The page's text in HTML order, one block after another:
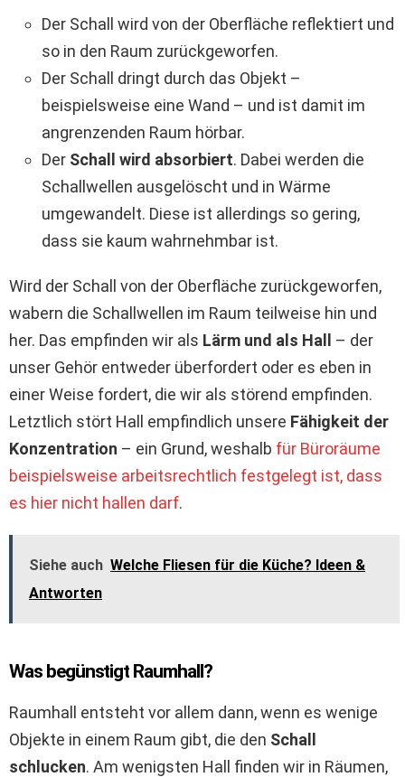
Der Schall wird von der Oberfläche reflektiert und
so in den Raum zurückgeworfen.
Der Schall dringt durch das Objekt –
beispielsweise eine Wand – und ist damit im
angrenzenden Raum hörbar.
Der Schall wird absorbiert. Dabei werden die
Schallwellen ausgelöscht und in Wärme
umgewandelt. Diese ist allerdings so gering,
dass sie kaum wahrnehmbar ist.
Wird der Schall von der Oberfläche zurückgeworfen,
wabern die Schallwellen im Raum teilweise hin und
her. Das empfinden wir als Lärm und als Hall – der
unser Gehör entweder überfordert oder es eben in
einer Weise fordert, die wir als störend empfinden.
Letztlich stört Hall empfindlich unsere Fähigkeit der
Konzentration – ein Grund, weshalb für Büroräume
beispielsweise arbeitsrechtlich festgelegt ist, dass
es hier nicht hallen darf.
Siehe auch Welche Fliesen für die Küche? Ideen &
Antworten
Was begünstigt Raumhall?
Raumhall entsteht vor allem dann, wenn es wenige
Objekte in einem Raum gibt, die den Schall
schlucken. Am wenigsten Hall finden wir in Räumen,